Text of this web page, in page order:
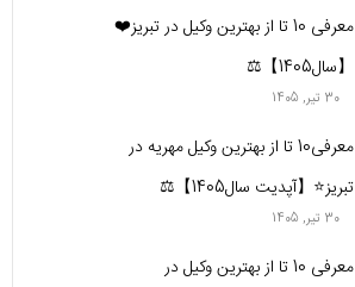
معرفی 10 تا از بهترین وکیل در تبریز❤️
【سال1405】⚖️
30 تیر, 1405
معرفی10 تا از بهترین وکیل مهریه در
تبریز⭐【آپدیت سال1405】⚖️
30 تیر, 1405
معرفی 10 تا از بهترین وکیل در